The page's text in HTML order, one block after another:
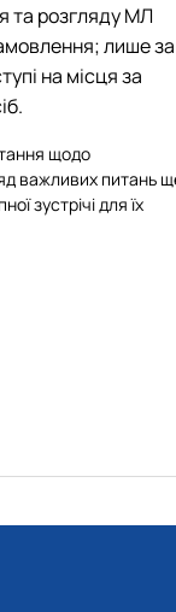
та розгляду МЛ
лише за
на місця за
щодо
важливих питань
зустрічі для їх